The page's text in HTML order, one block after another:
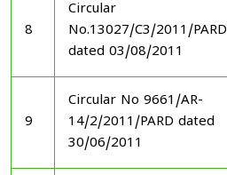
8
Circular
No.13027/C3/2011/PARD
dated 03/08/2011
9
Circular No 9661/AR-
14/2/2011/PARD dated
30/06/2011